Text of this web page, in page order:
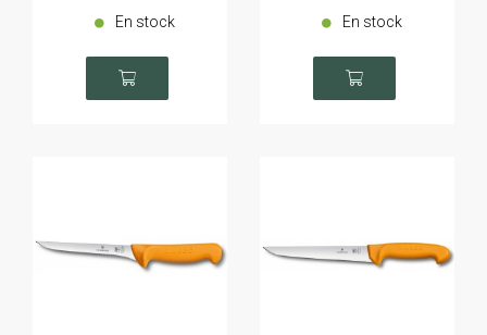
En stock En stock